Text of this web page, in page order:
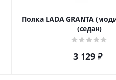
Полка LADA GRANTA
(седан)
3 129 ₽